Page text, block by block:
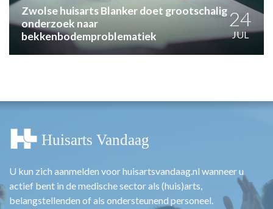
Zwolse huisarts Blanker doet grootschalig
onderzoek naar
bekkenbodemproblematiek
24
JUL
U kun zich aanmelden voor huisartsvandaag.nl wanneer u
actief bent in de medische sector als (huis)arts,
belangstellenden of als ondersteunend personeel.